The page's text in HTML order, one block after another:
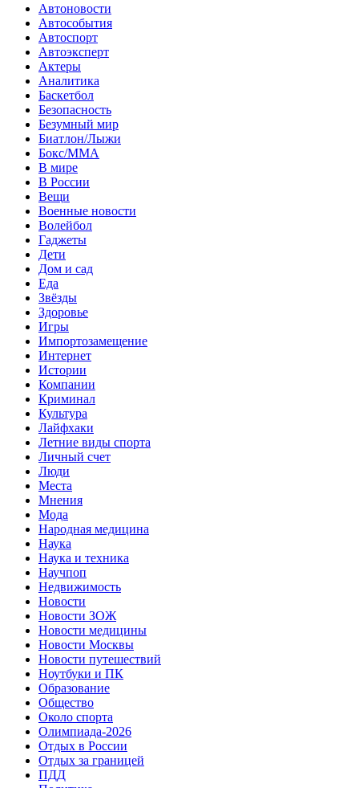
Автоновости
Автособытия
Автоспорт
Автоэксперт
Актеры
Аналитика
Баскетбол
Безопасность
Безумный мир
Биатлон/Лыжи
Бокс/MMA
В мире
В России
Вещи
Военные новости
Волейбол
Гаджеты
Дети
Дом и сад
Еда
Звёзды
Здоровье
Игры
Импортозамещение
Интернет
Истории
Компании
Криминал
Культура
Лайфхаки
Летние виды спорта
Личный счет
Люди
Места
Мнения
Мода
Народная медицина
Наука
Наука и техника
Научпоп
Недвижимость
Новости
Новости ЗОЖ
Новости медицины
Новости Москвы
Новости путешествий
Ноутбуки и ПК
Образование
Общество
Около спорта
Олимпиада-2026
Отдых в России
Отдых за границей
ПДД